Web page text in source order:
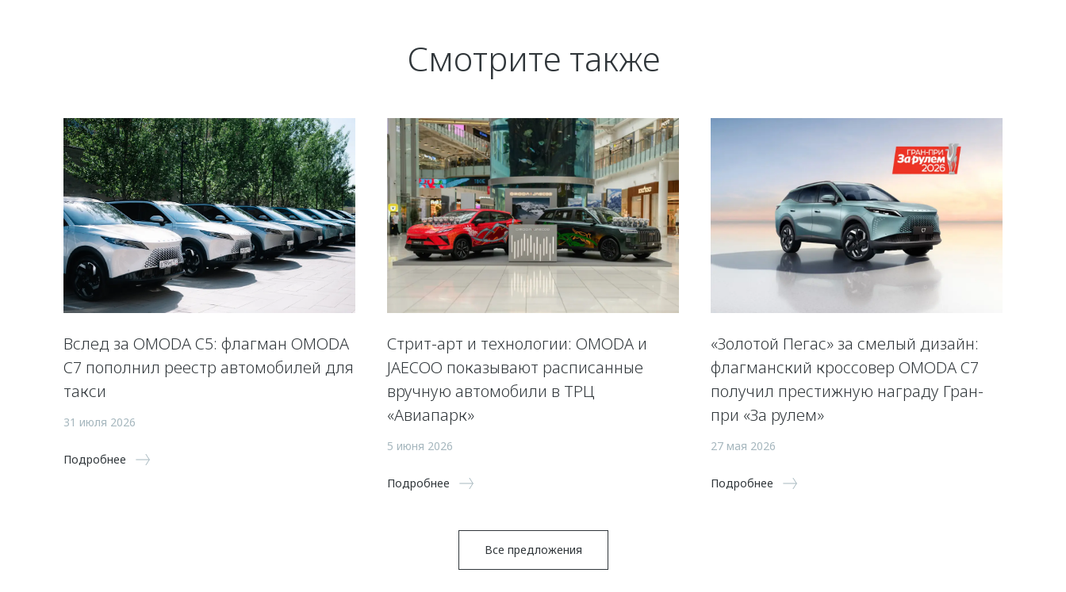
Смотрите также
Вслед за OMODA C5: флагман OMODA
C7 пополнил реестр автомобилей для
такси
31 июля 2026
Подробнее
Стрит-арт и технологии: OMODA и
JAECOO показывают расписанные
вручную автомобили в ТРЦ
«Авиапарк»
5 июня 2026
Подробнее
«Золотой Пегас» за смелый дизайн:
флагманский кроссовер OMODA C7
получил престижную награду Гран-
при «За рулем»
27 мая 2026
Подробнее
Все предложения